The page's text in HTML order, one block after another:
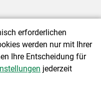
|Barrierefreiheit|
erforderlichen
werden nur mit Ihrer
Ihre Entscheidung für
jederzeit